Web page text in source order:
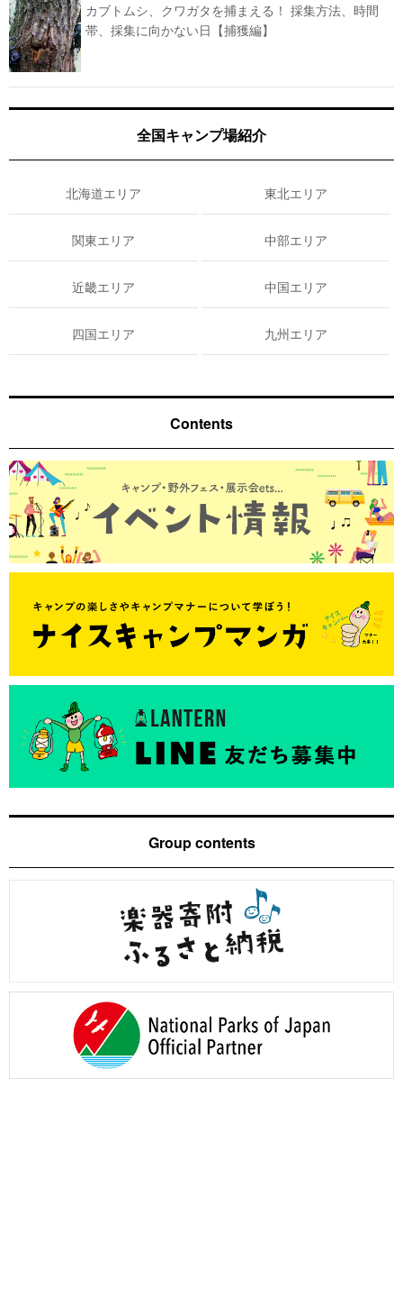
カブトムシ、クワガタを捕まえる！ 採集方法、時間
帯、採集に向かない日【捕獲編】
全国キャンプ場紹介
北海道エリア 東北エリア
関東エリア 中部エリア
近畿エリア 中国エリア
四国エリア 九州エリア
Contents
Group contents